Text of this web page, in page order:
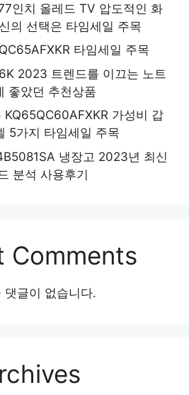
인치 올레드 TV 압도적인 화
의 선택은 타임세일 주목
타임세일 주목
2023 트렌드를 이끄는 노트
좋았던 추천상품
KQ65QC60AFXKR 가성비 갑
5가지 타임세일 주목
냉장고 2023년 최신
분석 사용후기
Comments
댓글이 없습니다.